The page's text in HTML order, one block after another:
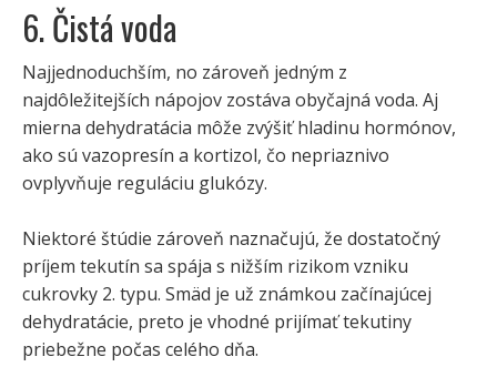
6. Čistá voda
Najjednoduchším, no zároveň jedným z
najdôležitejších nápojov zostáva obyčajná voda. Aj
mierna dehydratácia môže zvýšiť hladinu hormónov,
ako sú vazopresín a kortizol, čo nepriaznivo
ovplyvňuje reguláciu glukózy.
Niektoré štúdie zároveň naznačujú, že dostatočný
príjem tekutín sa spája s nižším rizikom vzniku
cukrovky 2. typu. Smäd je už známkou začínajúcej
dehydratácie, preto je vhodné prijímať tekutiny
priebežne počas celého dňa.